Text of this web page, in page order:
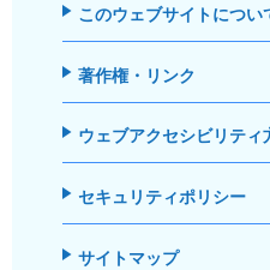
このウェブサイトについ
著作権・リンク
ウェブアクセシビリティ
セキュリティポリシー
サイトマップ